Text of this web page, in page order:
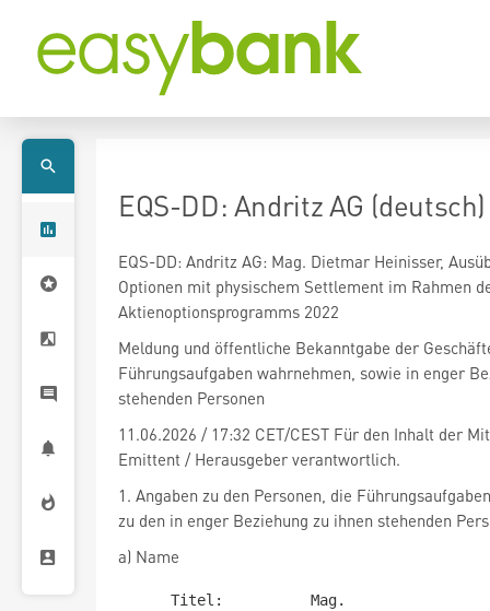
EQS-DD: Andritz AG (deutsch)
EQS-DD: Andritz AG: Mag. Dietmar Heinisser,
Optionen mit physischem Settlement im Rahmen
Aktienoptionsprogramms 2022
Meldung und öffentliche Bekanntgabe der
Führungsaufgaben wahrnehmen, sowie in enger
stehenden Personen
11.06.2026 / 17:32 CET/CEST Für den Inhalt der
Emittent / Herausgeber verantwortlich.
1. Angaben zu den Personen, die
zu den in enger Beziehung zu ihnen stehenden
a) Name